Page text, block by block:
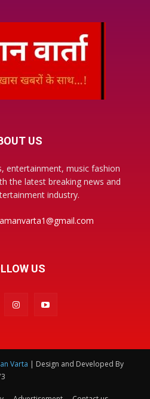
US
entertainment, music fashion
the latest breaking news and
industry.
US
Varta | Design and Developed By